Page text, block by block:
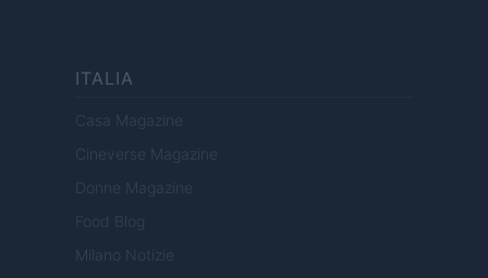
ITALIA
Casa Magazine
Cineverse Magazine
Donne Magazine
Food Blog
Milano Notizie